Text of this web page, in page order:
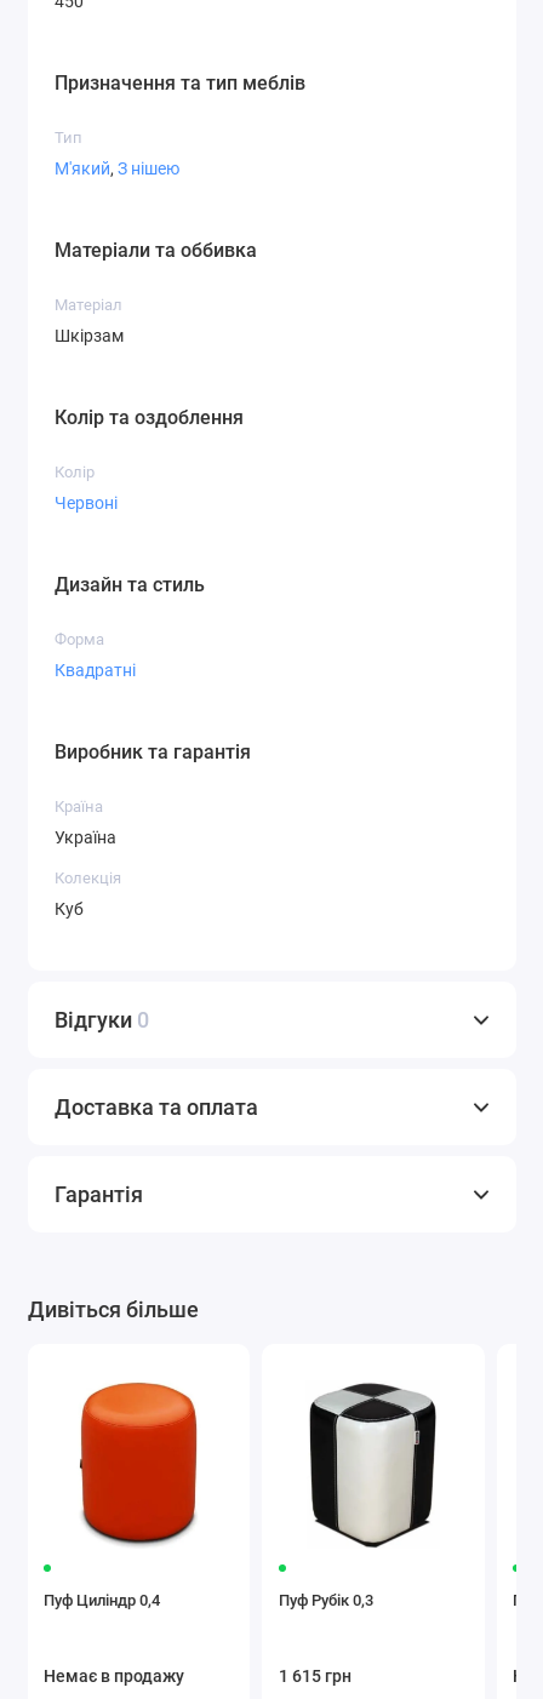
Призначення та тип меблів
Тип
М'який, З нішею
Матеріали та оббивка
Матеріал
Шкірзам
Колір та оздоблення
Колір
Червоні
Дизайн та стиль
Форма
Квадратні
Виробник та гарантія
Країна
Україна
Колекція
Куб
Відгуки 0
Доставка та оплата
Гарантія
Дивіться більше
Пуф Циліндр 0,4
Немає в продажу
Пуф Рубік 0,3
1 615 грн
Пуф